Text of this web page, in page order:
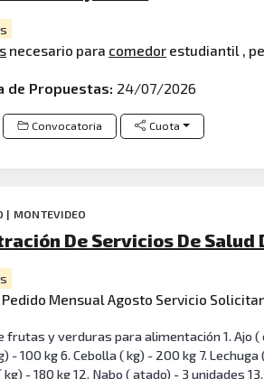
necesario para comedor estudiantil ,
de Propuestas: 24/07/2026
Convocatoria Cuota
| MONTEVIDEO
De Servicios De Salud
Mensual Agosto Servicio
frutas y verduras para alimentación 1. Ajo (
- 100 kg 6. Cebolla ( kg) - 200 kg 7.
- 180 kg 12. Nabo ( atado) - 3 unidades